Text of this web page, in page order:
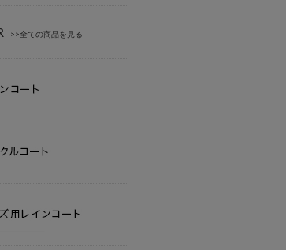
>>全ての商品を見る